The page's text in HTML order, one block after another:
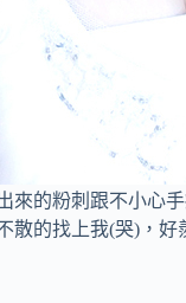
的粉刺跟不小心
的找上我(哭)，